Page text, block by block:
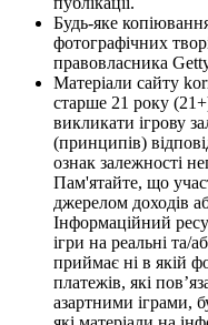
Будь-яке
фотографічних
правовласника
Матеріали сайту
старше 21 року
викликати ігрову
(принципів)
ознак залежності
Пам'ятайте, що
джерелом доходів
Інформаційний
ігри на реальні та/
приймає ні в якій
платежів, які
азартними іграми,